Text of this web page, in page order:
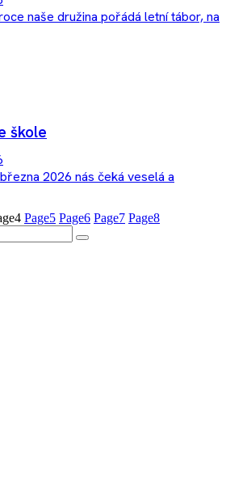
naše družina pořádá letní tábor, na
škole
2026 nás čeká veselá a
4 Page5 Page6 Page7 Page8